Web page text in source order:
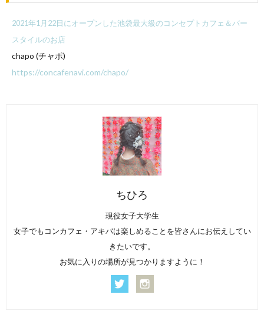
2021年1月22日にオープンした池袋最大級のコンセプトカフェ＆バー
スタイルのお店
chapo (チャポ)
https://concafenavi.com/chapo/
ちひろ
現役女子大学生
女子でもコンカフェ・アキバは楽しめることを皆さんにお伝えしてい
きたいです。
お気に入りの場所が見つかりますように！